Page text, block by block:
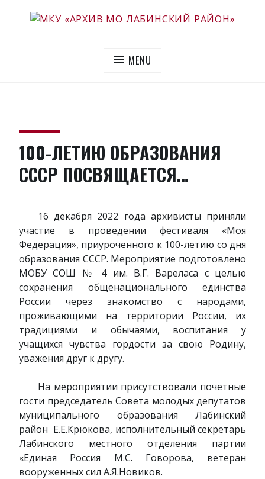
MENU
100-ЛЕТИЮ ОБРАЗОВАНИЯ
СССР ПОСВЯЩАЕТСЯ…
16 декабря 2022 года архивисты приняли
участие в проведении фестиваля «Моя
Федерация», приуроченного к 100-летию со дня
образования СССР. Мероприятие подготовлено
МОБУ СОШ № 4 им. В.Г. Вареласа с целью
сохранения общенационального единства
России через знакомство с народами,
проживающими на территории России, их
традициями и обычаями, воспитания у
учащихся чувства гордости за свою Родину,
уважения друг к другу.
На мероприятии присутствовали почетные
гости председатель Совета молодых депутатов
муниципального образования Лабинский
район Е.Е.Крюкова, исполнительный секретарь
Лабинского местного отделения партии
«Единая Россия М.С. Говорова, ветеран
вооруженных сил А.Я.Новиков.